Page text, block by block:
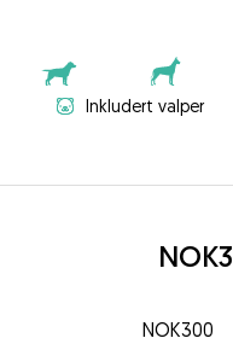
Inkludert valper
NOK300